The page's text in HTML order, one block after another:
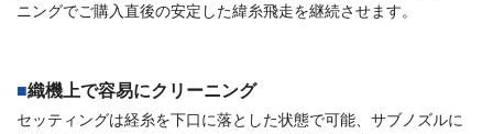
ニングでご購入直後の安定した緯糸飛走を継続させます。
織機上で容易にクリーニング
セッティングは経糸を下口に落とした状態で可能、サブノズルに